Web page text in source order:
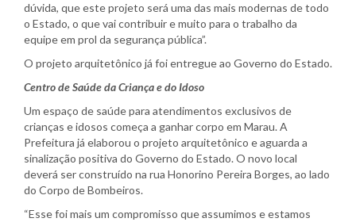
dúvida, que este projeto será uma das mais modernas de todo
o Estado, o que vai contribuir e muito para o trabalho da
equipe em prol da segurança pública”.
O projeto arquitetônico já foi entregue ao Governo do Estado.
Centro de Saúde da Criança e do Idoso
Um espaço de saúde para atendimentos exclusivos de
crianças e idosos começa a ganhar corpo em Marau. A
Prefeitura já elaborou o projeto arquitetônico e aguarda a
sinalização positiva do Governo do Estado. O novo local
deverá ser construído na rua Honorino Pereira Borges, ao lado
do Corpo de Bombeiros.
“Esse foi mais um compromisso que assumimos e estamos